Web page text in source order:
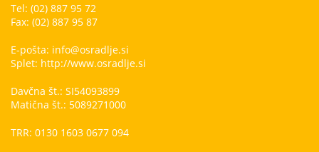
Tel: (02) 887 95 72
Fax: (02) 887 95 87
E-pošta: info@osradlje.si
Splet: http://www.osradlje.si
Davčna št.: SI54093899
Matična št.: 5089271000
TRR: 0130 1603 0677 094